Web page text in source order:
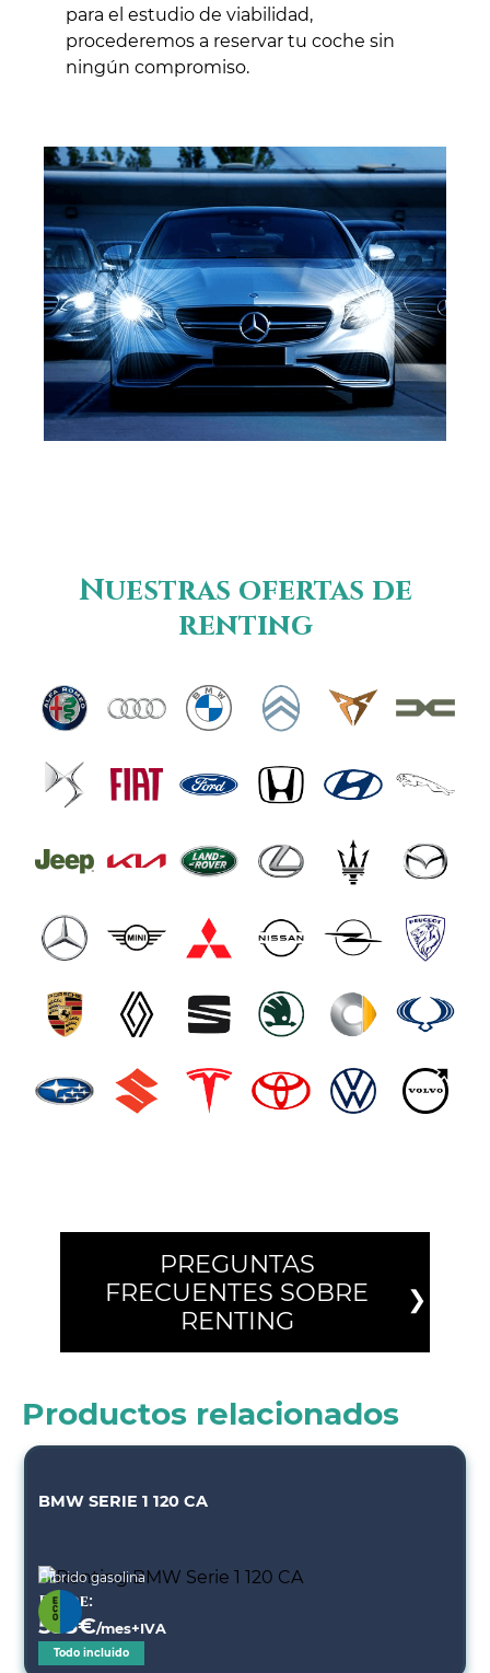
para el estudio de viabilidad,
procederemos a reservar tu coche sin
ningún compromiso.
Nuestras ofertas de
renting
PREGUNTAS
FRECUENTES SOBRE
RENTING
Productos relacionados
BMW SERIE 1 120 CA
Híbrido gasolina
Desde:
553€/mes+IVA
Todo incluido